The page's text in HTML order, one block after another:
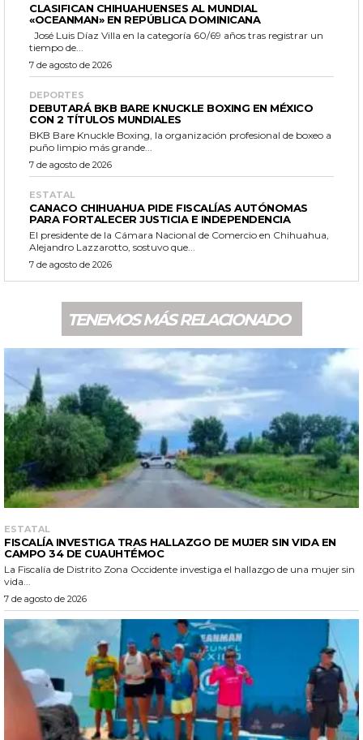
CLASIFICAN CHIHUAHUENSES AL MUNDIAL
«OCEANMAN» EN REPÚBLICA DOMINICANA
tiempo de...
7 de agosto de 2026
DEPORTES
DEBUTARÁ BKB BARE KNUCKLE BOXING EN MÉXICO
CON 2 TÍTULOS MUNDIALES
BKB Bare Knuckle Boxing, la organización profesional de boxeo a
puño limpio más grande...
7 de agosto de 2026
ESTATAL
CANACO CHIHUAHUA PIDE FISCALÍAS AUTÓNOMAS
PARA FORTALECER JUSTICIA E INDEPENDENCIA
El presidente de la Cámara Nacional de Comercio en Chihuahua,
Alejandro Lazzarotto, sostuvo que...
7 de agosto de 2026
TENEMOS MÁS RELACIONADO
ESTATAL
FISCALÍA INVESTIGA TRAS HALLAZGO DE MUJER SIN VIDA EN
CAMPO 34 DE CUAUHTÉMOC
La Fiscalía de Distrito Zona Occidente investiga el hallazgo de una mujer sin
vida...
7 de agosto de 2026